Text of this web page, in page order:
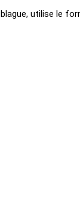
utilise le